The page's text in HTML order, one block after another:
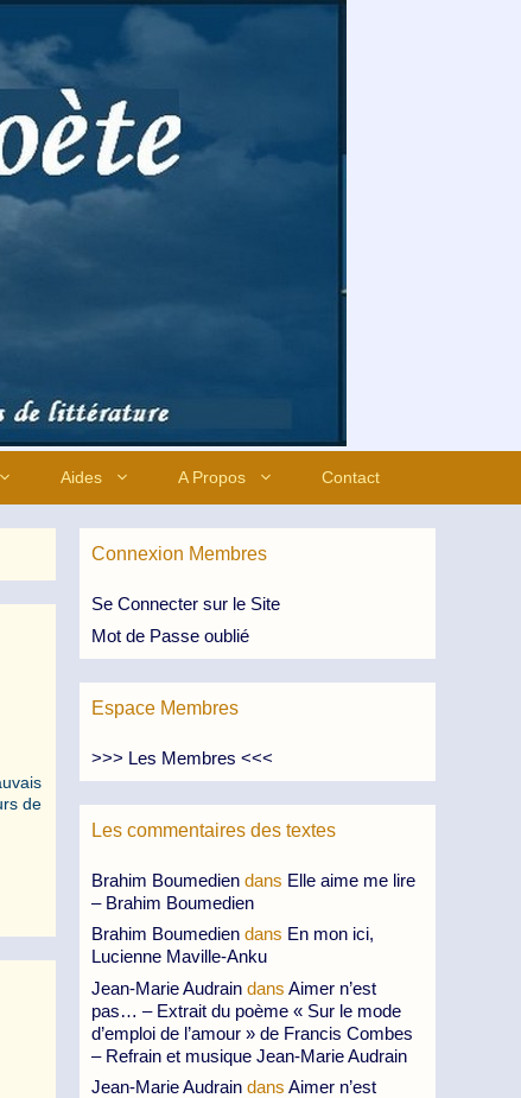
Aides A Propos Contact
de
Connexion Membres
Se Connecter sur le Site
Mot de Passe oublié
Espace Membres
>>> Les Membres <<<
Les commentaires des textes
Brahim Boumedien dans Elle aime me lire
– Brahim Boumedien
Brahim Boumedien dans En mon ici,
Lucienne Maville-Anku
Jean-Marie Audrain dans Aimer n’est
pas… – Extrait du poème « Sur le mode
d’emploi de l’amour » de Francis Combes
– Refrain et musique Jean-Marie Audrain
Jean-Marie Audrain dans Aimer n’est